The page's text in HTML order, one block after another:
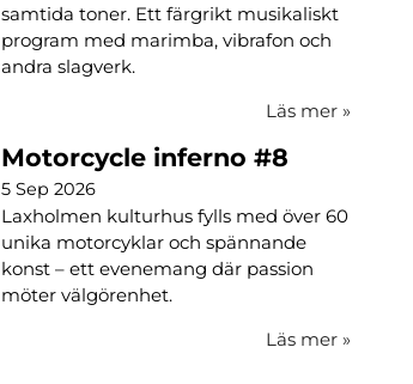
samtida toner. Ett färgrikt musikaliskt
program med marimba, vibrafon och
andra slagverk.
Läs mer »
Motorcycle inferno #8
5 Sep 2026
Laxholmen kulturhus fylls med över 60
unika motorcyklar och spännande
konst – ett evenemang där passion
möter välgörenhet.
Läs mer »